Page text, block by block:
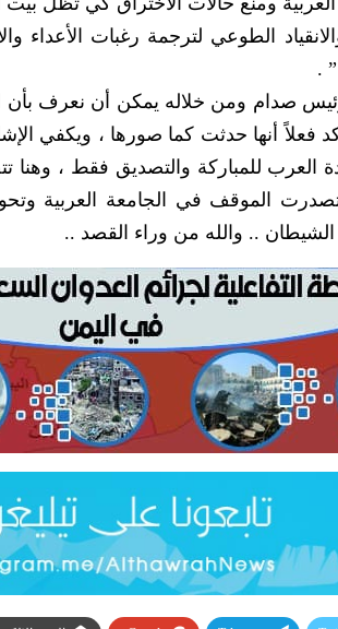
الطوعي لترجمة رغبات الأعداء
.
صدام ومن خلاله يمكن أن نعرف بأن
فعلاً أنها حدثت كما صورها ، ويكفي
العرب للمباركة والتصديق فقط ،
الموقف في الجامعة العربية
الشيطان .. والله من وراء القصد ..